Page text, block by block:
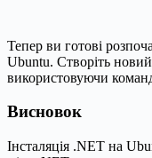
Тепер ви готові
Ubuntu. Створіть
використовуючи
Висновок
Інсталяція .NET на